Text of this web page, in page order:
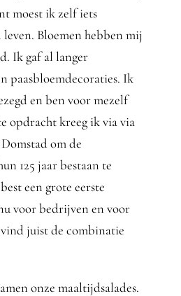
moest ik zelf iets
Bloemen hebben mij
Ik gaf al langer
paasbloemdecoraties. Ik
en ben voor mezelf
opdracht kreeg ik via via
om de
125 jaar bestaan te
een grote eerste
voor bedrijven en voor
juist de combinatie
onze maaltijdsalades.